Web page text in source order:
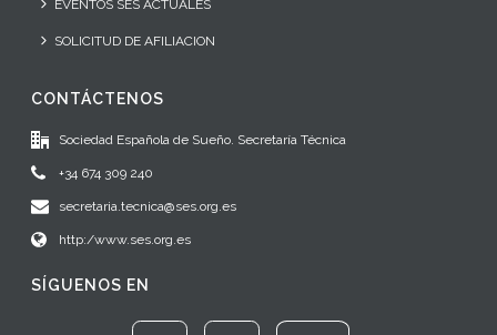
EVENTOS SES ACTUALES
SOLICITUD DE AFILIACION
CONTÁCTENOS
Sociedad Española de Sueño. Secretaría Técnica
+34 674 309 240
secretaria.tecnica@ses.org.es
http:/www.ses.org.es
SÍGUENOS EN